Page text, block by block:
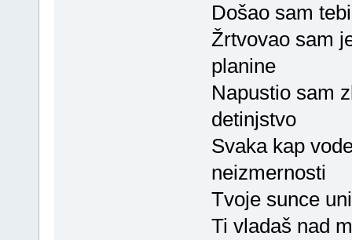
Došao sam
Žrtvovao sam
planine
Napustio sam
detinjstvo
Svaka kap
neizmernosti
Tvoje sunce
Ti vladaš nad